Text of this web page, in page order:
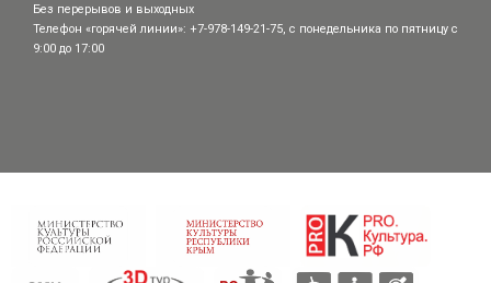
Без перерывов и выходных
Телефон «горячей линии»: +7-978-149-21-75, с понедельника по пятницу с
9:00 до 17:00